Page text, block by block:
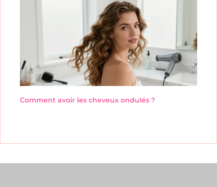
Comment avoir les cheveux ondulés ?